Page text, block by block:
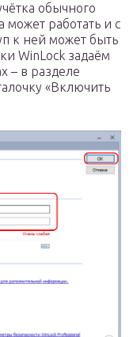
обычного
может работать и с
к ней может быть
WinLock задаём
– в разделе
«Включить